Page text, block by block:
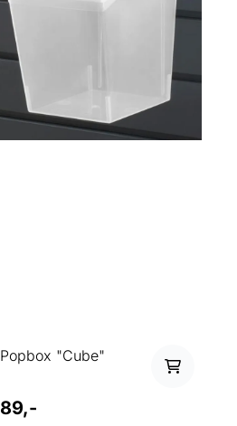
Popbox "Cube"
89,-